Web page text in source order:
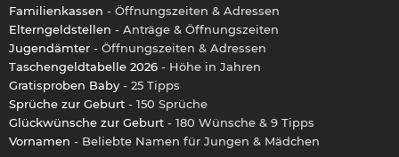
Familienkassen - Öffnungszeiten & Adressen
Elterngeldstellen - Anträge & Öffnungszeiten
Jugendämter - Öffnungszeiten & Adressen
Taschengeldtabelle 2026 - Höhe in Jahren
Gratisproben Baby - 25 Tipps
Sprüche zur Geburt - 150 Sprüche
Glückwünsche zur Geburt - 180 Wünsche & 9 Tipps
Vornamen - Beliebte Namen für Jungen & Mädchen